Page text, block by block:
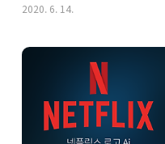
2020. 6. 14.